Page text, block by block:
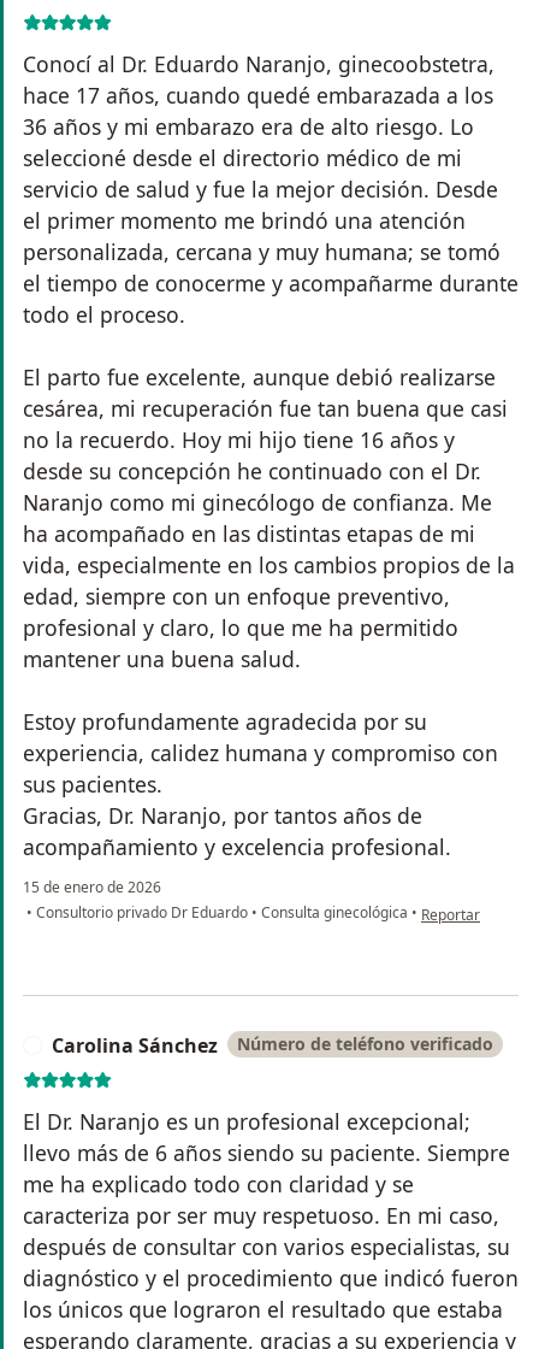
Conocí al Dr. Eduardo Naranjo, ginecoobstetra,
hace 17 años, cuando quedé embarazada a los
36 años y mi embarazo era de alto riesgo. Lo
seleccioné desde el directorio médico de mi
servicio de salud y fue la mejor decisión. Desde
el primer momento me brindó una atención
personalizada, cercana y muy humana; se tomó
el tiempo de conocerme y acompañarme durante
todo el proceso.
El parto fue excelente, aunque debió realizarse
cesárea, mi recuperación fue tan buena que casi
no la recuerdo. Hoy mi hijo tiene 16 años y
desde su concepción he continuado con el Dr.
Naranjo como mi ginecólogo de confianza. Me
ha acompañado en las distintas etapas de mi
vida, especialmente en los cambios propios de la
edad, siempre con un enfoque preventivo,
profesional y claro, lo que me ha permitido
mantener una buena salud.
Estoy profundamente agradecida por su
experiencia, calidez humana y compromiso con
sus pacientes.
Gracias, Dr. Naranjo, por tantos años de
acompañamiento y excelencia profesional.
15 de enero de 2026
• Consultorio privado Dr Eduardo • Consulta ginecológica • en opinión del
Reportar
Carolina Sánchez Número de teléfono verificado
El Dr. Naranjo es un profesional excepcional;
llevo más de 6 años siendo su paciente. Siempre
me ha explicado todo con claridad y se
caracteriza por ser muy respetuoso. En mi caso,
después de consultar con varios especialistas, su
diagnóstico y el procedimiento que indicó fueron
los únicos que lograron el resultado que estaba
esperando claramente, gracias a su experiencia y